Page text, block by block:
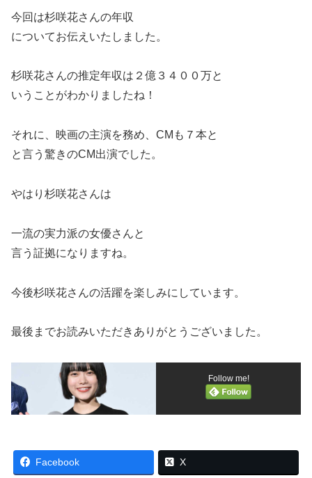
今回は杉咲花さんの年収
についてお伝えいたしました。
杉咲花さんの推定年収は２億３４００万と
いうことがわかりましたね！
それに、映画の主演を務め、CMも７本と
と言う驚きのCM出演でした。
やはり杉咲花さんは
一流の実力派の女優さんと
言う証拠になりますね。
今後杉咲花さんの活躍を楽しみにしています。
最後までお読みいただきありがとうございました。
Follow me!
Facebook X